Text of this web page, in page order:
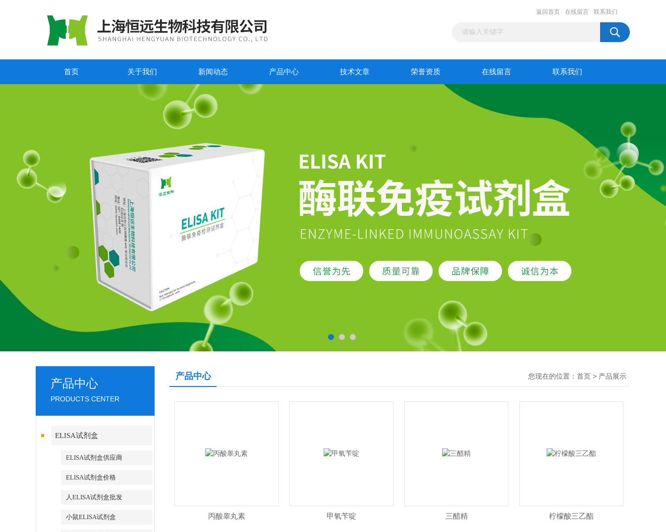
返回首页 在线留言 联系我们
首页 关于我们 新闻动态 产品中心 技术文章 荣誉资质 在线留言 联系我们
产品中心
PRODUCTS CENTER
ELISA试剂盒
ELISA试剂盒供应商
ELISA试剂盒价格
人ELISA试剂盒批发
小鼠ELISA试剂盒
产品中心 您现在的位置： 首页 > 产品展示
丙酸睾丸素 甲氧苄啶 三醋精 柠檬酸三乙酯